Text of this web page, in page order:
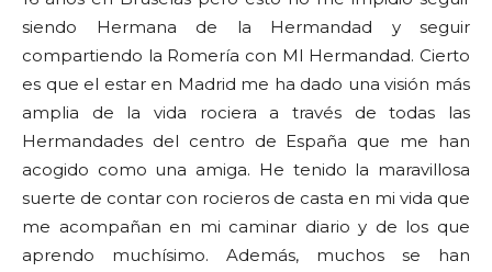
siendo Hermana de la Hermandad y seguir
compartiendo la Romería con MI Hermandad. Cierto
es que el estar en Madrid me ha dado una visión más
amplia de la vida rociera a través de todas las
Hermandades del centro de España que me han
acogido como una amiga. He tenido la maravillosa
suerte de contar con rocieros de casta en mi vida que
me acompañan en mi caminar diario y de los que
aprendo muchísimo. Además, muchos se han